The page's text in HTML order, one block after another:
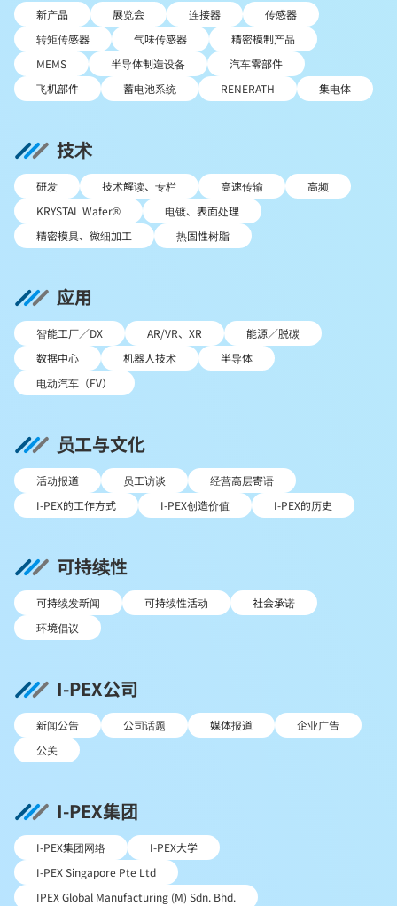
新产品 展览会 连接器
传感器
转矩传感器
气味传感器
精密模制产品
MEMS
半导体制造设备
汽车零部件
飞机部件
蓄电池系统 RENERATH 集电体
技术
研发 技术解读、专栏 高速传输
高频
KRYSTAL Wafer®
电镀、表面处理
精密模具、微细加工
热固性树脂
应用
智能工厂／DX AR/VR、XR
能源／脱碳
数据中心
机器人技术
半导体
电动汽车（EV）
员工与文化
活动报道 员工访谈
经营高层寄语
I-PEX的工作方式
I-PEX创造价值 I-PEX的历史
可持续性
可持续发新闻 可持续性活动
社会承诺
环境倡议
I-PEX公司
新闻公告 公司话题 媒体报道
企业广告
公关
I-PEX集团
I-PEX集团网络
I-PEX大学
I-PEX Singapore Pte Ltd
IPEX Global Manufacturing (M) Sdn. Bhd.